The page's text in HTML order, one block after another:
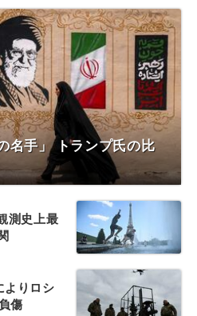
名手」 トランプ氏の比
測史上最
よりロシ
傷